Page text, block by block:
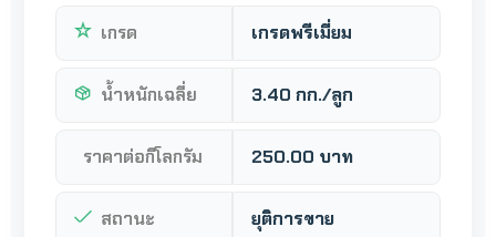
เกรด เกรดพรีเมี่ยม
น้ำหนักเฉลี่ย 3.40 กก./ลูก
ราคาต่อกิโลกรัม 250.00 บาท
สถานะ ยุติการขาย